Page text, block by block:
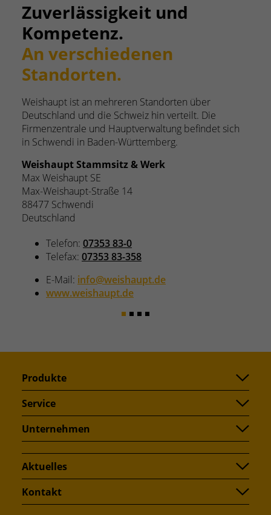
sich
Zuverlässigkeit und
Kompetenz.
An verschiedenen
Standorten.
Weishaupt ist an mehreren Standorten über
Deutschland und die Schweiz hin verteilt. Die
Firmenzentrale und Hauptverwaltung befindet sich
in Schwendi in Baden-Württemberg.
Weishaupt Werk
Pyropac AG
Heberrietstraße
9466 Sennwald SG
Schweiz
Produkte
Service
Unternehmen
Aktuelles
Kontakt